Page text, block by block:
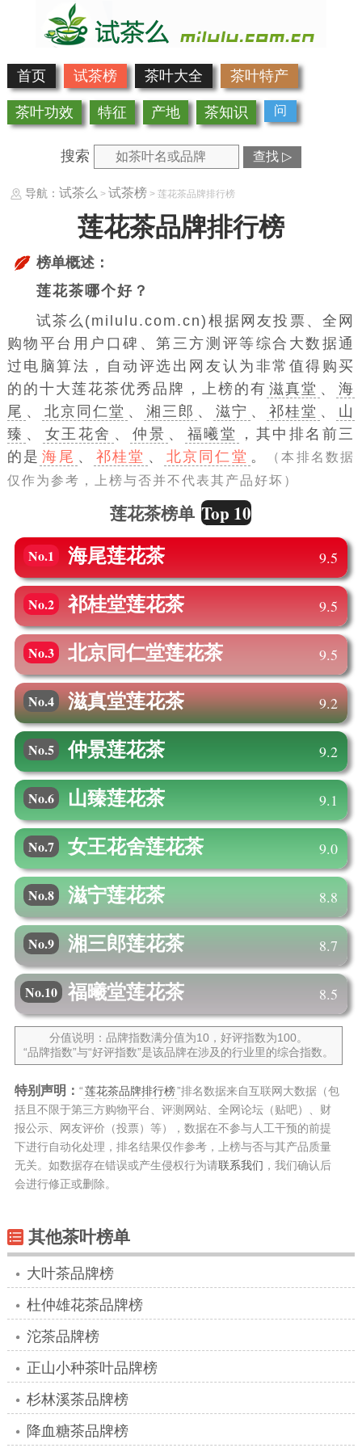
首页 试茶榜 茶叶大全 茶叶特产
茶叶功效 特征 产地 茶知识 问
搜索 查找 ▷
导航： 试茶么 > 试茶榜> 莲花茶品牌排行榜
莲花茶品牌排行榜
榜单概述：
莲花茶哪个好？
试茶么(milulu.com.cn)根据网友投票、全网
购物平台用户口碑、第三方测评等综合大数据通
过电脑算法，自动评选出网友认为非常值得购买
的的十大莲花茶优秀品牌，上榜的有 滋真堂 、
海
尾 、 北京同仁堂 、 湘三郎 、 滋宁 、 祁桂堂 、
山
臻 、 女王花舍 、 仲景 、 福曦堂
，其中排名前三
的是 海尾 、 祁桂堂 、 北京同仁堂 。
（本排名数据
仅作为参考，上榜与否并不代表其产品好坏）
莲花茶榜单 Top 10
No.1 海尾莲花茶 9.5
No.2 祁桂堂莲花茶 9.5
No.3 北京同仁堂莲花茶 9.5
No.4 滋真堂莲花茶 9.2
No.5 仲景莲花茶 9.2
No.6 山臻莲花茶 9.1
No.7 女王花舍莲花茶 9.0
No.8 滋宁莲花茶 8.8
No.9 湘三郎莲花茶 8.7
No.10 福曦堂莲花茶 8.5
分值说明：品牌指数满分值为10，好评指数为100。
“品牌指数”与“好评指数”是该品牌在涉及的行业里的综合指数。
特别声明： “莲花茶品牌排行榜”排名数据来自互联网大数据（包
括且不限于第三方购物平台、评测网站、全网论坛（贴吧）、财
报公示、网友评价（投票）等），数据在不参与人工干预的前提
下进行自动化处理，排名结果仅作参考，上榜与否与其产品质量
无关。如数据存在错误或产生侵权行为请联系我们 ，我们确认后
会进行修正或删除。
其他茶叶榜单
大叶茶品牌榜
杜仲雄花茶品牌榜
沱茶品牌榜
正山小种茶叶品牌榜
杉林溪茶品牌榜
降血糖茶品牌榜